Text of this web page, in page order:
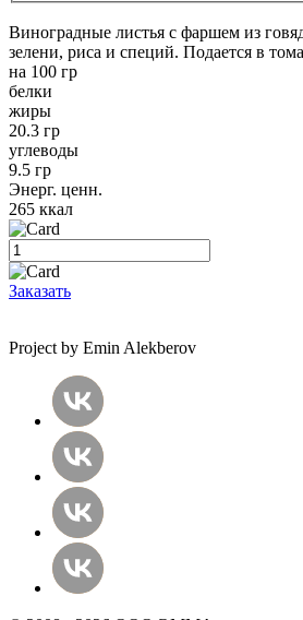
Виноградные листья с фаршем из
зелени, риса и специй. Подается в
на 100 гр
белки
жиры
20.3 гр
углеводы
9.5 гр
Энерг. ценн.
265 ккал
Заказать
Project by Emin Alekberov